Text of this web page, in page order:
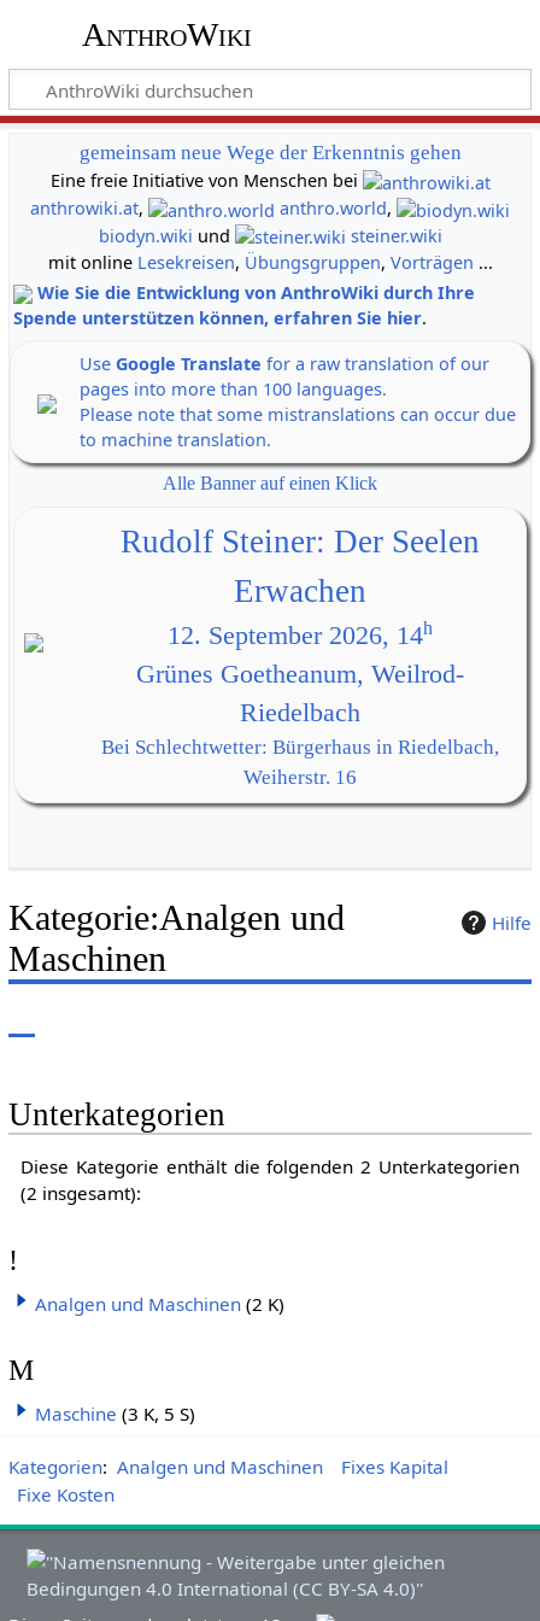
AnthroWiki
gemeinsam neue Wege der Erkenntnis gehen
Eine freie Initiative von Menschen bei
anthrowiki.at, anthro.world,
biodyn.wiki und
steiner.wiki
mit online Lesekreisen, Übungsgruppen, Vorträgen ...
Wie Sie die Entwicklung von AnthroWiki durch Ihre
Spende unterstützen können, erfahren Sie hier.
Use Google Translate for a raw translation of our
pages into more than 100 languages.
Please note that some mistranslations can occur due
to machine translation.
Alle Banner auf einen Klick
Rudolf Steiner: Der Seelen
Erwachen
12. September 2026, 14h
Grünes Goetheanum, Weilrod-
Riedelbach
Bei Schlechtwetter: Bürgerhaus in Riedelbach,
Weiherstr. 16
Hilfe
Kategorie:Analgen und
Maschinen
Unterkategorien
Diese Kategorie enthält die folgenden 2 Unterkategorien
(2 insgesamt):
!
Analgen und Maschinen (2 K)
M
Maschine (3 K, 5 S)
Kategorien: Analgen und Maschinen
Fixes Kapital
Fixe Kosten